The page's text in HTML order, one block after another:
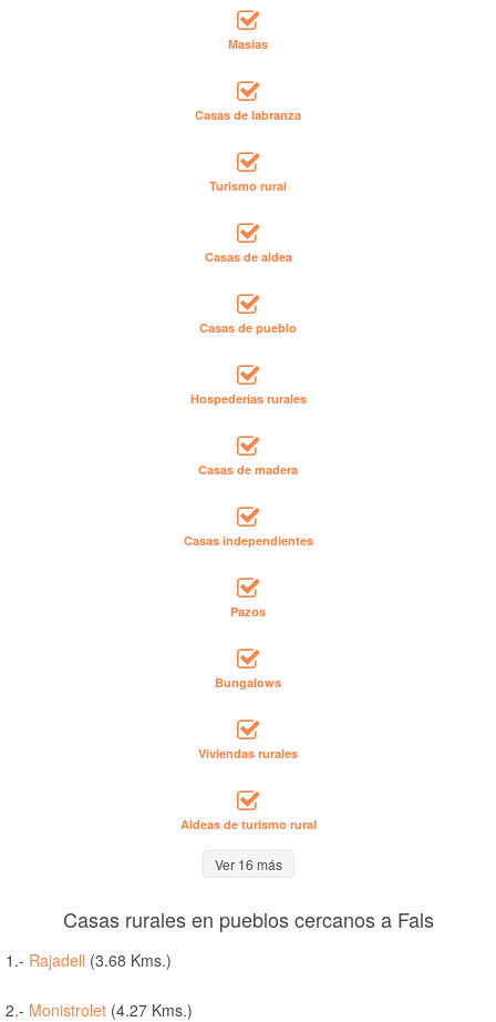
Masías
Casas de labranza
Turismo rural
Casas de aldea
Casas de pueblo
Hospederías rurales
Casas de madera
Casas independientes
Pazos
Bungalows
Viviendas rurales
Aldeas de turismo rural
Ver 16 más
Casas rurales en pueblos cercanos a Fals
1.- Rajadell (3.68 Kms.)
2.- Monistrolet (4.27 Kms.)